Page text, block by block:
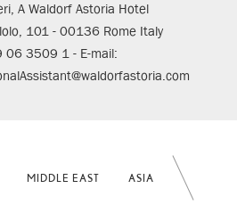
A Waldorf Astoria Hotel
101 - 00136 Rome Italy
06 3509 1 - E-mail:
MIDDLE EAST ASIA